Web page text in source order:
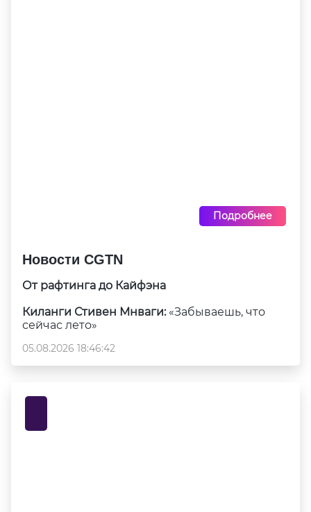
Подробнее
Новости CGTN
От рафтинга до Кайфэна
Киланги Стивен Мнваги: «Забываешь, что
сейчас лето»
05.08.2026 18:46:42